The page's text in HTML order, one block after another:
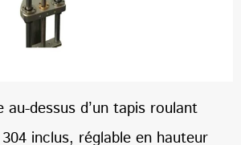
au-dessus d’un tapis roulant
inclus, réglable en hauteur